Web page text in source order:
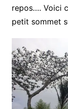
repos…. Voici
petit sommet